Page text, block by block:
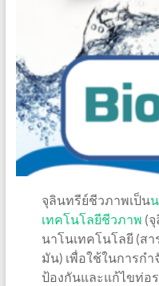
จุลินทรีย์ชีวภาพเป็น
เทคโนโลยีชีวภาพ (
นาโนเทคโนโลยี (สา
มัน) เพื่อใช้ในการก
ป้องกันและแก้ไขท่อ